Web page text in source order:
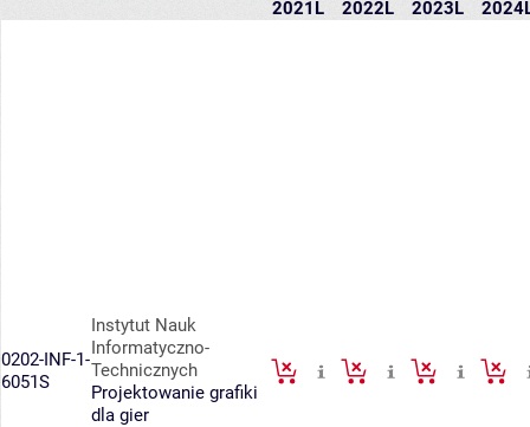
2021L 2022L 2023L
0202-INF-1-
6051S
Instytut Nauk
Informatyczno-
Technicznych
Projektowanie grafiki
dla gier